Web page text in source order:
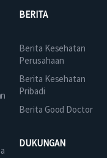
BERITA
Berita Kesehatan
Perusahaan
Berita Kesehatan
Pribadi
Berita Good Doctor
DUKUNGAN